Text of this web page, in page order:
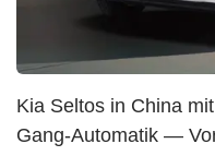
Kia Seltos in China
Gang-Automatik —